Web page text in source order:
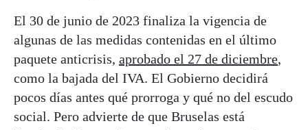
El 30 de junio de 2023 finaliza la vigencia de
algunas de las medidas contenidas en el último
paquete anticrisis, aprobado el 27 de diciembre,
como la bajada del IVA. El Gobierno decidirá
pocos días antes qué prorroga y qué no del escudo
social. Pero advierte de que Bruselas está